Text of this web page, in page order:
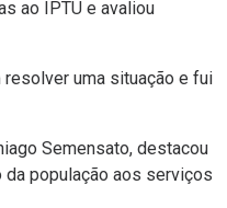
ao IPTU e avaliou
resolver uma situação e fui
Semensato, destacou
população aos serviços